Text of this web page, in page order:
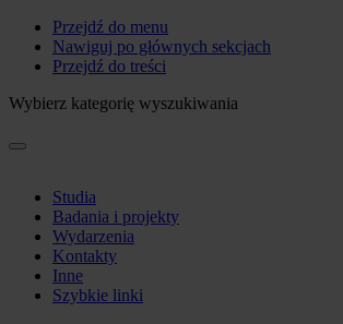
Przejdź do menu
Nawiguj po głównych sekcjach
Przejdź do treści
Wybierz kategorię wyszukiwania
Studia
Badania i projekty
Wydarzenia
Kontakty
Inne
Szybkie linki